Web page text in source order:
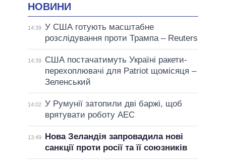
НОВИНИ
14:39 У США готують масштабне
розслідування проти Трампа – Reuters
14:39
США постачатимуть Україні ракети-
перехоплювачі для Patriot щомісяця –
Зеленський
14:02 У Румунії затопили дві баржі, щоб
врятувати роботу АЕС
13:49
Нова Зеландія запровадила нові
санкції проти росії та її союзників